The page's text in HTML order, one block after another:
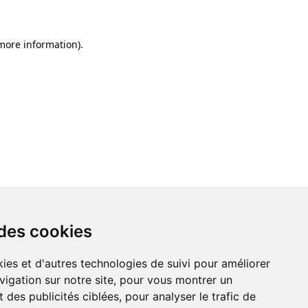
cookies
et d'autres technologies de suivi pour améliorer
sur notre site, pour vous montrer un
des publicités ciblées, pour analyser le trafic de
information).